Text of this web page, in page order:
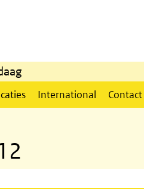
International Contact